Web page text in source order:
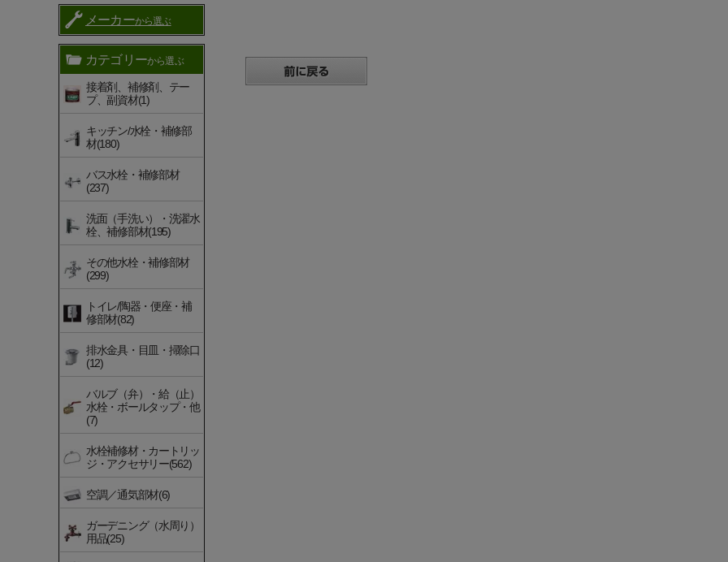
メーカーから選ぶ
カテゴリーから選ぶ
接着剤、補修剤、テー
プ、副資材(1)
キッチン/水栓・補修部
材(180)
バス水栓・補修部材
(237)
洗面（手洗い）・洗濯水
栓、補修部材(195)
その他水栓・補修部材
(299)
トイレ/陶器・便座・補
修部材(82)
排水金具・目皿・掃除口
(12)
バルブ（弁）・給（止）
水栓・ボールタップ・他
(7)
水栓補修材・カートリッ
ジ・アクセサリー(562)
空調／通気部材(6)
ガーデニング（水周り）
用品(25)